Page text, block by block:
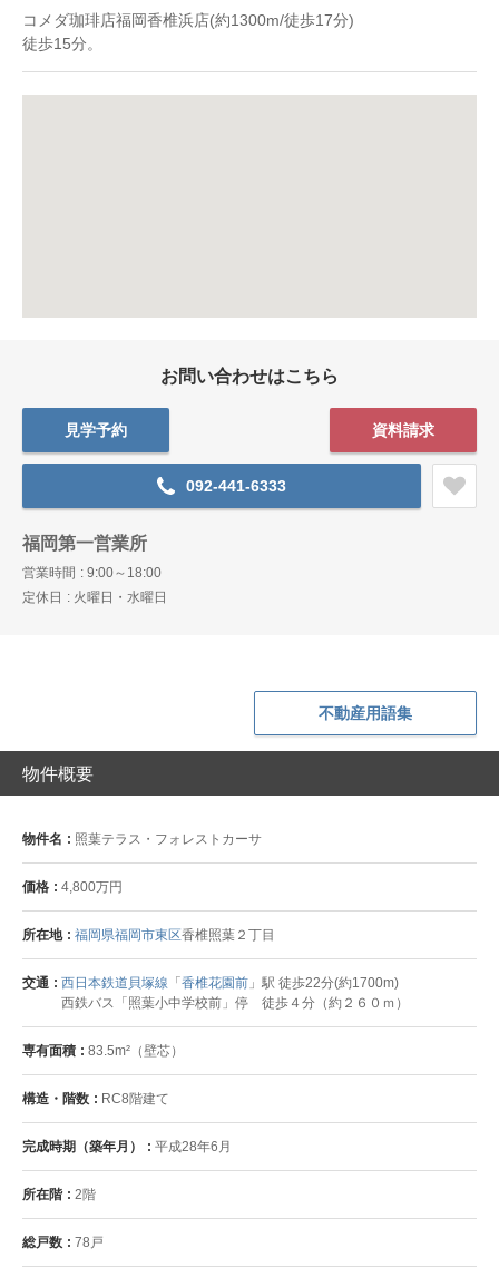
コメダ珈琲店福岡香椎浜店(約1300m/徒歩17分)
徒歩15分。
お問い合わせはこちら
見学予約 資料請求
092-441-6333
福岡第一営業所
営業時間
9:00～18:00
定休日
火曜日・水曜日
不動産用語集
物件概要
物件名 照葉テラス・フォレストカーサ
価格 4,800万円
所在地 福岡県福岡市東区香椎照葉２丁目
交通 西日本鉄道貝塚線 「香椎花園前 」駅 徒歩22分(約1700m)
西鉄バス「照葉小中学校前」停 徒歩４分（約２６０ｍ）
専有面積 83.5m²（壁芯）
構造・階数 RC8階建て
完成時期（築年月） 平成28年6月
所在階 2階
総戸数 78戸